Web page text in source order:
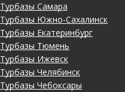
Турбазы Самара
Турбазы Южно-Сахалинск
Турбазы Екатеринбург
Турбазы Тюмень
Турбазы Ижевск
Турбазы Челябинск
Турбазы Чебоксары